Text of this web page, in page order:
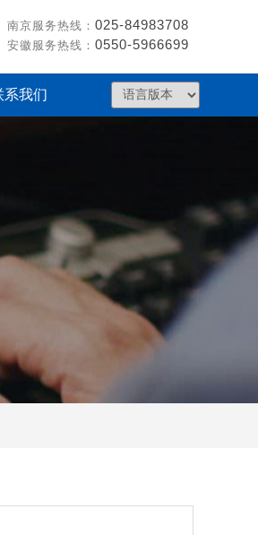
系我们
南京服务热线： 025-84983708
安徽服务热线 ： 0550-5966699